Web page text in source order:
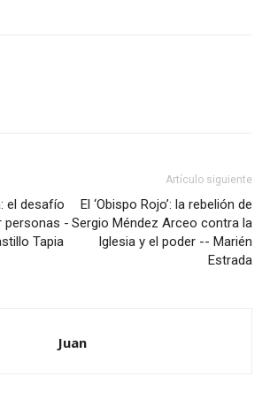
el desafío
personas -
Tapia
Artículo siguiente
El ‘Obispo Rojo’: la rebelión de
Sergio Méndez Arceo contra la
Iglesia y el poder -- Marién
Estrada
Juan